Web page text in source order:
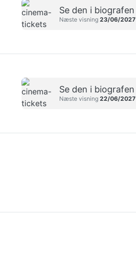
Se den i biografen
Næste visning 23/06/2027
Se den i biografen
Næste visning 22/06/2027